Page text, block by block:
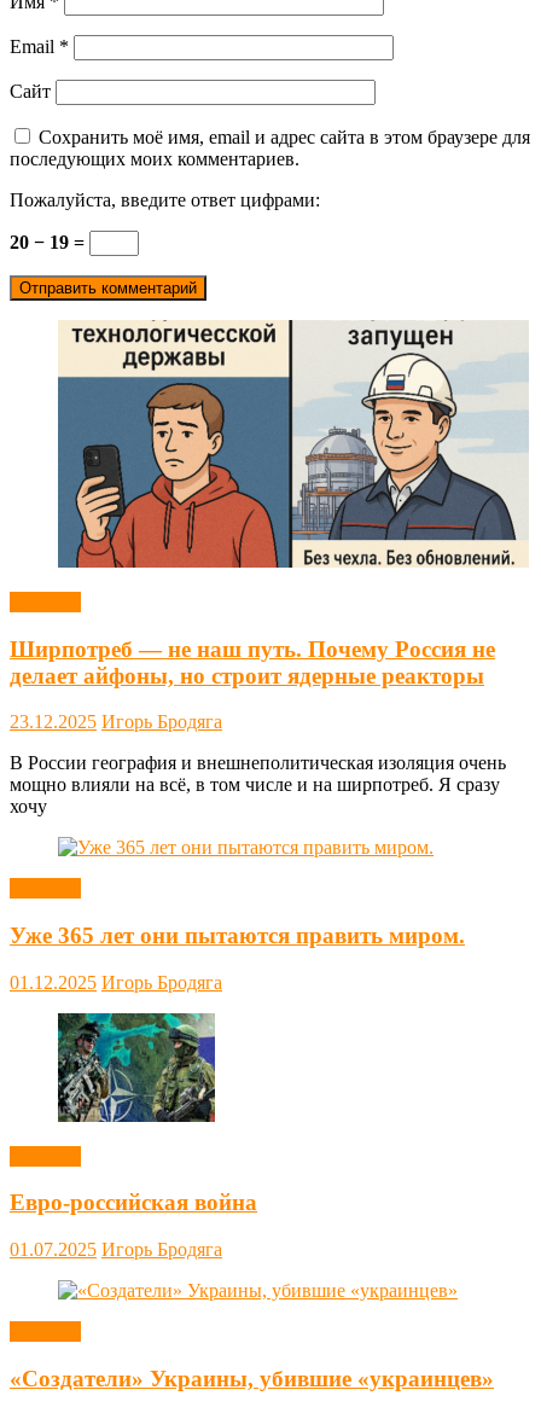
Email *
Сайт
Сохранить моё имя, email и адрес сайта в этом браузере для
последующих моих комментариев.
Пожалуйста, введите ответ цифрами:
20 − 19 =
Ширпотреб — не наш путь. Почему Россия не
делает айфоны, но строит ядерные реакторы
23.12.2025 Игорь Бродяга
В России география и внешнеполитическая изоляция очень
мощно влияли на всё, в том числе и на ширпотреб. Я сразу
хочу
Уже 365 лет они пытаются править миром.
01.12.2025 Игорь Бродяга
Евро-российская война
01.07.2025 Игорь Бродяга
«Создатели» Украины, убившие «украинцев»